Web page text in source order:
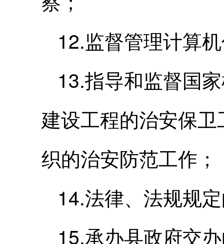
12.监督管理计算
13.指导和监督国
建设工程的治安保
织的治安防范工作；
14.法律、法规规
15.承办县政府交